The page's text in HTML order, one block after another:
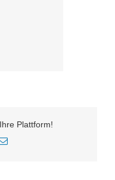
Plattform!
E-